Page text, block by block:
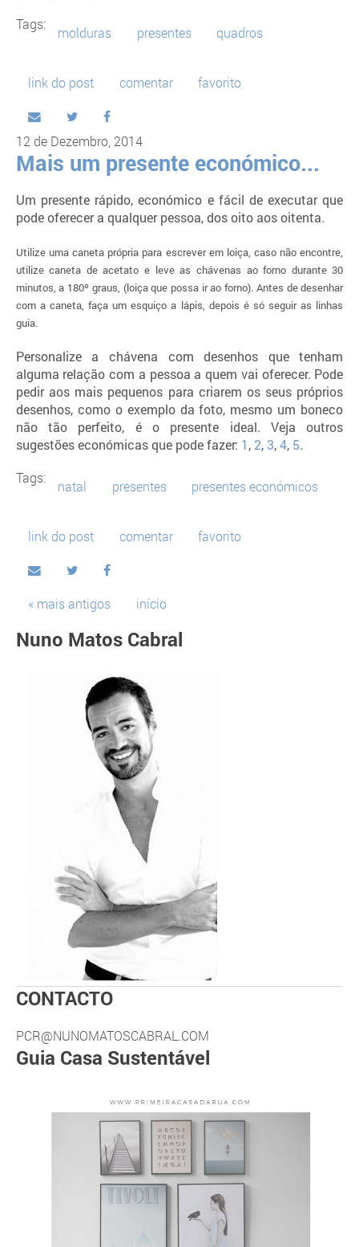
Tags:
molduras presentes quadros
link do post comentar favorito
12 de Dezembro, 2014
Mais um presente económico...
Um presente rápido, económico e fácil de executar que
pode oferecer a qualquer pessoa, dos oito aos oitenta.
Utilize uma caneta própria para escrever em loiça, caso não encontre,
utilize caneta de acetato e leve as chávenas ao forno durante 30
minutos, a 180º graus, (loiça que possa ir ao forno). Antes de desenhar
com a caneta, faça um esquiço a lápis, depois é só seguir as linhas
guia.
Personalize a chávena com desenhos que tenham
alguma relação com a pessoa a quem vai oferecer. Pode
pedir aos mais pequenos para criarem os seus próprios
desenhos, como o exemplo da foto, mesmo um boneco
não tão perfeito, é o presente ideal. Veja outros
sugestões económicas que pode fazer: 1 , 2, 3, 4, 5.
Tags:
natal presentes presentes económicos
link do post comentar favorito
« mais antigos início
Nuno Matos Cabral
CONTACTO
PCR@NUNOMATOSCABRAL.COM
Guia Casa Sustentável